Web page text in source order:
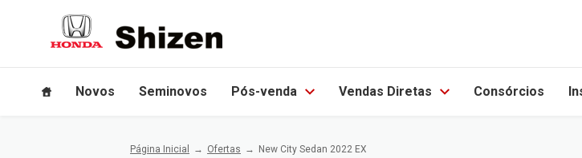
Novos Seminovos Pós-venda Vendas Diretas Consórcios
Página Inicial Ofertas New City Sedan 2022 EX